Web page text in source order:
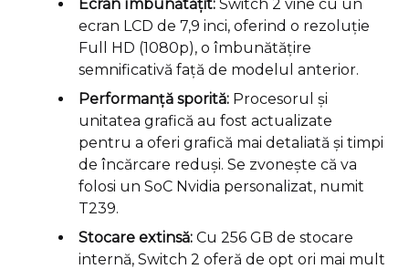
Ecran îmbunătățit: Switch 2 vine cu un
ecran LCD de 7,9 inci, oferind o rezoluție
Full HD (1080p), o îmbunătățire
semnificativă față de modelul anterior.
Performanță sporită: Procesorul și
unitatea grafică au fost actualizate
pentru a oferi grafică mai detaliată și timpi
de încărcare reduși. Se zvonește că va
folosi un SoC Nvidia personalizat, numit
T239.
Stocare extinsă: Cu 256 GB de stocare
internă, Switch 2 oferă de opt ori mai mult